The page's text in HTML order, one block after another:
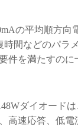
の平均順方向
時間などのパラ
件を満たすのに
ダイオード
高速応答、低電